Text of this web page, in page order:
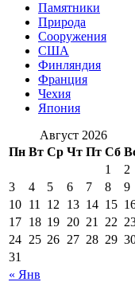
Памятники
Природа
Сооружения
США
Финляндия
Франция
Чехия
Япония
Август 2026
Пн Вт Ср Чт Пт Сб
« Янв
1
2
3
4 5 6 7 8
9
10 11 12 13 14 15
17 18 19 20 21 22
24 25 26 27 28 29
31